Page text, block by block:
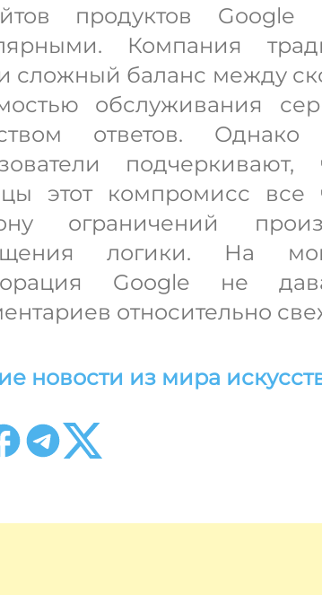
продуктов
Компания
сложный баланс между
обслуживания
ответов.
этот компромисс
ограничений
логики. На
Google не
относительно
новости из мира